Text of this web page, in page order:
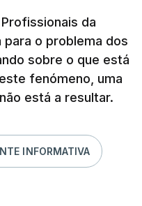
da
para o problema dos
sobre o que está
fenómeno, uma
está a resultar.
INFORMATIVA